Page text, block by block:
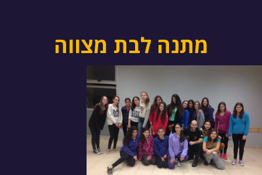
מתנה לבת מצווה